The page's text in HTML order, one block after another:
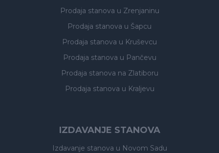
Prodaja stanova u Zrenjaninu
Prodaja stanova u Šapcu
Prodaja stanova u Kruševcu
Prodaja stanova u Pančevu
Prodaja stanova na Zlatiboru
Prodaja stanova u Kraljevu
IZDAVANJE STANOVA
Izdavanje stanova u Novom Sadu